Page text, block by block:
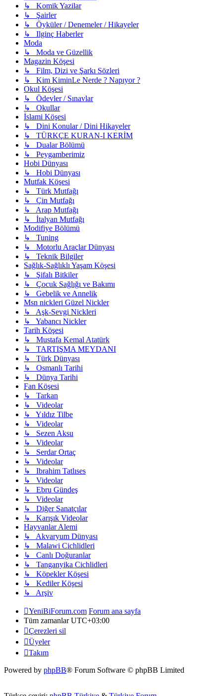
↳ Komik Yazilar
↳ Şairler
↳ Öyküler / Denemeler / Hikayeler
↳ Ilginç Haberler
Moda
↳ Moda ve Güzellik
Magazin Köşesi
↳ Film, Dizi ve Şarkı Sözleri
↳ Kim KiminLe Nerde ? Napıyor ?
Okul Köşesi
↳ Ödevler / Sınavlar
↳ Okullar
İslami Köşesi
↳ Dini Konular / Dini Hikayeler
↳ TÜRKÇE KURAN-I KERİM
↳ Dualar Bölümü
↳ Peygamberimiz
Hobi Dünyası
↳ Hobi Dünyası
Mutfak Köşesi
↳ Türk Mutfağı
↳ Çin Mutfağı
↳ Arap Mutfağı
↳ İtalyan Mutfağı
Modifiye Bölümü
↳ Tuning
↳ Motorlu Araçlar Dünyası
↳ Teknik Bilgiler
Sağlık-Sağlıklı Yaşam Köşesi
↳ Şifalı Bitkiler
↳ Çocuk Sağlığı ve Bakımı
↳ Gebelik ve Annelik
Msn nickleri Güzel Nickler
↳ Aşk-Sevgi Nickleri
↳ Yabancı Nickler
Tarih Köşesi
↳ Mustafa Kemal Atatürk
↳ TARTIŞMA MEYDANI
↳ Türk Dünyası
↳ Osmanlı Tarihi
↳ Dünya Tarihi
Fan Köşesi
↳ Tarkan
↳ Videolar
↳ Yıldız Tilbe
↳ Videolar
↳ Sezen Aksu
↳ Videolar
↳ Serdar Ortaç
↳ Videolar
↳ Ibrahim Tatlıses
↳ Videolar
↳ Ebru Gündeş
↳ Videolar
↳ Diğer Sanatçılar
↳ Karışık Videolar
Hayvanlar Alemi
↳ Akvaryum Dünyası
↳ Malawi Cichlidleri
↳ Canlı Doğuranlar
↳ Tanganyika Cichlidleri
↳ Köpekler Köşesi
↳ Kediler Köşesi
↳ Arşiv
YeniBiForum.com Forum ana sayfa
Tüm zamanlarUTC+03:00
Çerezleri sil
Üyeler
Takım
Powered by phpBB® Forum Software © phpBB Limited